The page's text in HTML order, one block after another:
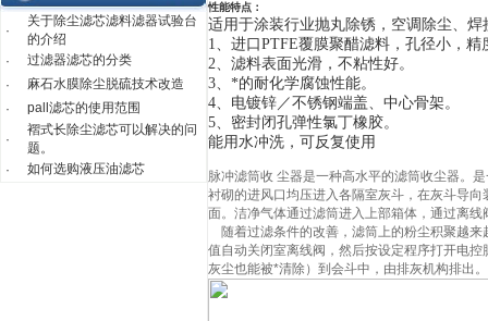
·
关于除尘滤芯滤料滤器试验台
的介绍
·
过滤器滤芯的分类
·
麻石水膜除尘脱硫技术改造
·
pall滤芯的使用范围
·
褶式长除尘滤芯可以解决的问
题。
·
如何选购液压油滤芯
性能特点：
适用于涂装行业抛丸除锈，空调除尘、
1、进口 PTFE覆膜聚醋滤料，孔径小，精
2、滤料表面光滑，不粘性好。
3、 *的耐化学腐蚀性能。
4、电镀锌／不锈钢端盖、中心骨架。
5、密封闭孔弹性氯丁橡胶。
能用水冲洗，可反复使用
脉冲滤筒收 尘器是一种高水平的滤筒收尘器。
衬砌的进风口均压进入各隔室灰斗，在灰斗导
面。洁净气体通过滤筒进入上部箱体，通过离线
随着过滤条件的改善，滤筒上的粉尘积聚越来
值自动关闭室离线阀，然后按设定程序打开电
灰尘也能被*清除）到会斗中，由排灰机构排出。